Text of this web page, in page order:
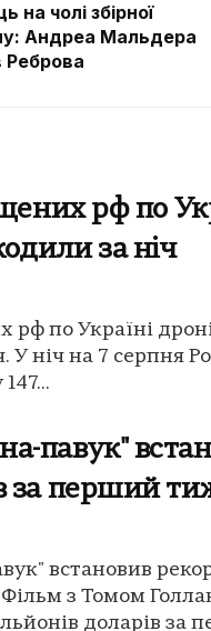
на чолі збірної
Андреа Мальдера
Реброва
рф по
за ніч
рф по Україні
У ніч на 7 серпня
павук"
за перший
встановив
з Томом
доларів за